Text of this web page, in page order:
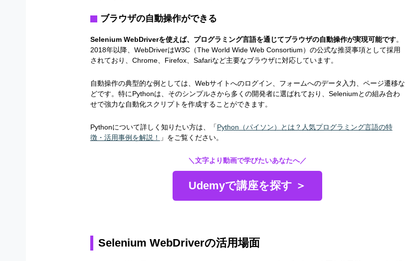
ブラウザの自動操作ができる
Selenium WebDriverを使えば、プログラミング言語を通じてブラウザの自動操作が実現可能です。
2018年以降、WebDriverはW3C（The World Wide Web Consortium）の公式な推奨事項として採用
されており、Chrome、Firefox、Safariなど主要なブラウザに対応しています。
自動操作の典型的な例としては、Webサイトへのログイン、フォームへのデータ入力、ページ遷移な
どです。特にPythonは、そのシンプルさから多くの開発者に選ばれており、Seleniumとの組み合わ
せで強力な自動化スクリプトを作成することができます。
Pythonについて詳しく知りたい方は、「Python（パイソン）とは？人気プログラミング言語の特
徴・活用事例を解説！
」をご覧ください。
＼文字より動画で学びたいあなたへ／
Udemyで講座を探す ＞
Selenium WebDriverの活用場面